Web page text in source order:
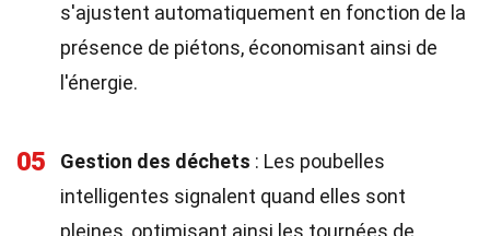
s'ajustent automatiquement en fonction de la
présence de piétons, économisant ainsi de
l'énergie.
05 Gestion des déchets : Les poubelles
intelligentes signalent quand elles sont
pleines, optimisant ainsi les tournées de